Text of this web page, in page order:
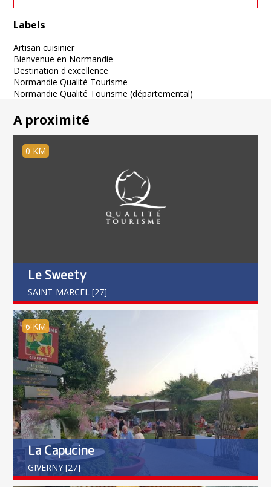
Labels
Artisan cuisinier
Bienvenue en Normandie
Destination d'excellence
Normandie Qualité Tourisme
Normandie Qualité Tourisme (départemental)
A proximité
0 KM
Le Sweety
SAINT-MARCEL [27]
6 KM
La Capucine
GIVERNY [27]